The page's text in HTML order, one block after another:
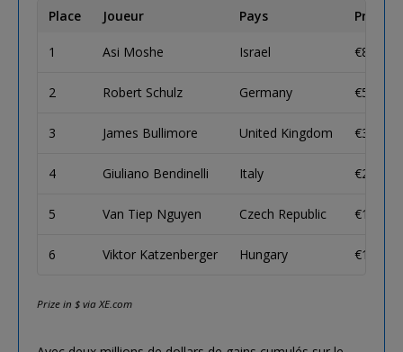
Place Joueur Pays Prix €
1 Asi Moshe Israel €82,280
2 Robert Schulz Germany €50,842
3 James Bullimore United Kingdom €33,149
4 Giuliano Bendinelli Italy €22,210
5 Van Tiep Nguyen Czech Republic €15,303
6 Viktor Katzenberger Hungary €10,852
Prize in $ via XE.com